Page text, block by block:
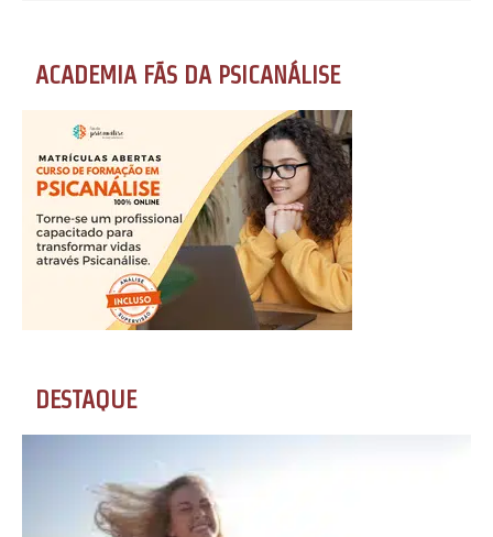
ACADEMIA FÃS DA PSICANÁLISE
DESTAQUE